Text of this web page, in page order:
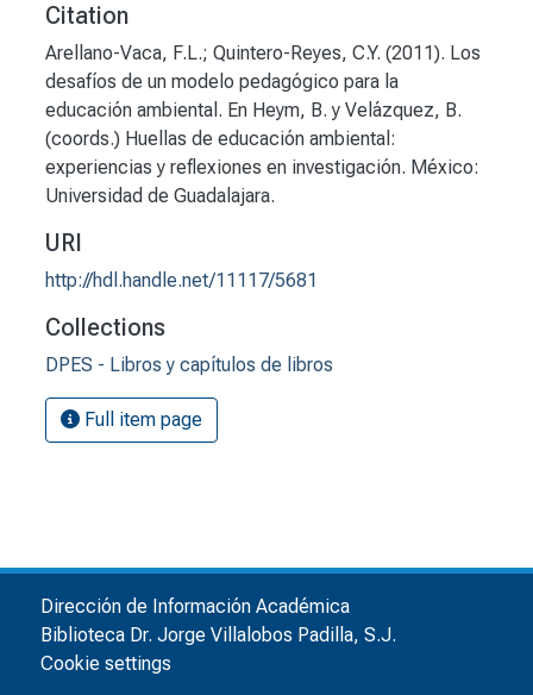
Citation
Arellano-Vaca, F.L.; Quintero-Reyes, C.Y. (2011). Los
desafíos de un modelo pedagógico para la
educación ambiental. En Heym, B. y Velázquez, B.
(coords.) Huellas de educación ambiental:
experiencias y reflexiones en investigación. México:
Universidad de Guadalajara.
URI
http://hdl.handle.net/11117/5681
Collections
DPES - Libros y capítulos de libros
Full item page
Dirección de Información Académica
Biblioteca Dr. Jorge Villalobos Padilla, S.J.
Cookie settings